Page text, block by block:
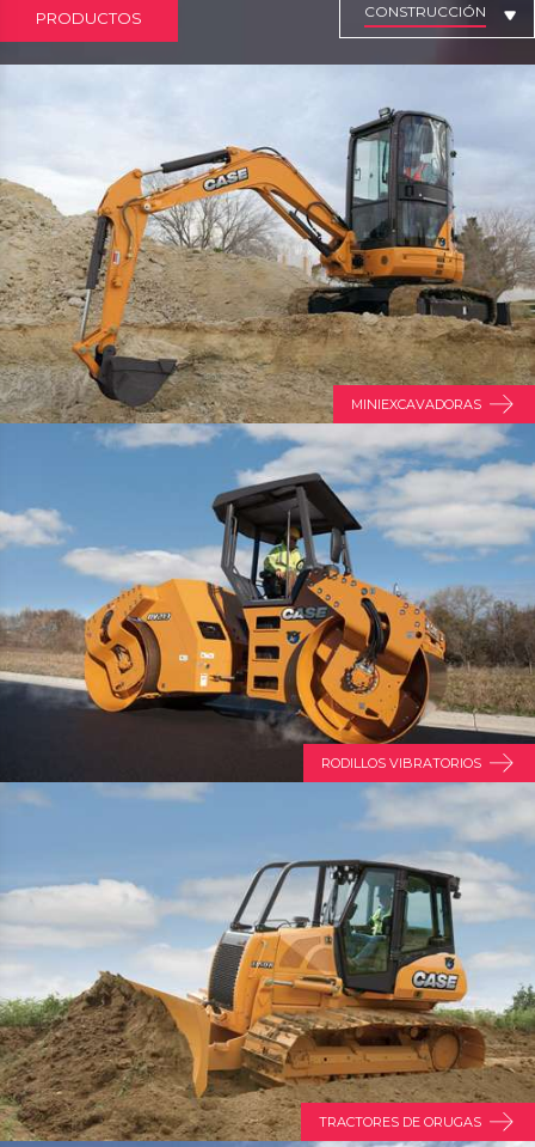
MINIEXCAVADORAS
RODILLOS VIBRATORIOS
TRACTORES DE ORUGAS
PRODUCTOS CONSTRUCCIÓN